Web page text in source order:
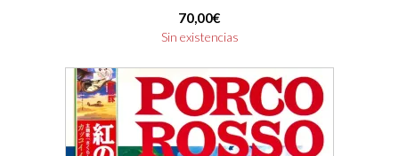
70,00€
Sin existencias